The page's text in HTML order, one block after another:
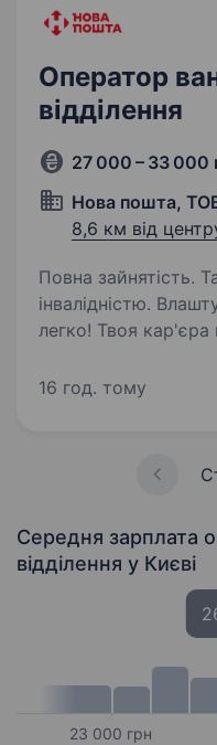
Оператор
відділення
27 000 – 33 000
Нова пошта,
8,6 км від
Повна зайнятість.
інвалідністю. Влаштуватися в Нову пошту —
легко! Твоя
оператора
16 год. тому
Середня зарплата
відділення у Києві
23 000 грн